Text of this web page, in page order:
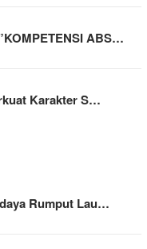
ABS…
Karakter S…
Rumput Lau…